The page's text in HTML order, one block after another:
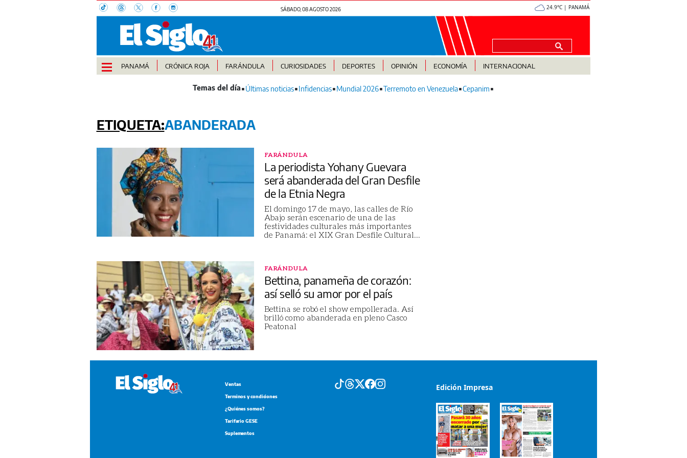
SÁBADO, 08 AGOSTO 2026 24.9°C | PANAMÁ
PANAMÁ CRÓNICA ROJA FARÁNDULA CURIOSIDADES DEPORTES OPINIÓN ECONOMÍA INTERNACIONAL
Últimas noticias Infidencias Mundial 2026 Terremoto en Venezuela Cepanim
ABANDERADA
FARÁNDULA
La periodista Yohany Guevara
será abanderada del Gran Desfile
de la Etnia Negra
El domingo 17 de mayo, las calles de Río
Abajo serán escenario de una de las
festividades culturales más importantes
de Panamá: el XIX Gran Desfile Cultural...
FARÁNDULA
Bettina, panameña de corazón:
así selló su amor por el país
Bettina se robó el show empollerada. Así
brilló como abanderada en pleno Casco
Peatonal
Ventas
Terminos y condiciones
¿Quiénes somos?
Tarifario GESE
Suplementos
Edición Impresa